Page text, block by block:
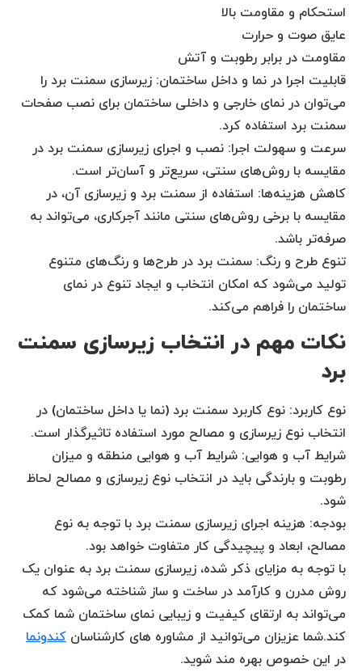
استحکام و مقاومت بالا
عایق صوت و حرارت
مقاومت در برابر رطوبت و آتش
قابلیت اجرا در نما و داخل ساختمان: زیرسازی سمنت برد را
می‌توان در نمای خارجی و داخلی ساختمان برای نصب صفحات
سمنت برد استفاده کرد.
سرعت و سهولت اجرا: نصب و اجرای زیرسازی سمنت برد در
مقایسه با روش‌های سنتی، سریع‌تر و آسان‌تر است.
کاهش هزینه‌ها: استفاده از سمنت برد و زیرسازی آن، در
مقایسه با برخی روش‌های سنتی مانند آجرکاری، می‌تواند به
صرفه‌تر باشد.
تنوع طرح و رنگ: سمنت برد در طرح‌ها و رنگ‌های متنوع
تولید می‌شود که امکان انتخاب و ایجاد تنوع در نمای
ساختمان را فراهم می‌کند.
نکات مهم در انتخاب زیرسازی سمنت
برد
نوع کاربرد: نوع کاربرد سمنت برد (نما یا داخل ساختمان) در
انتخاب نوع زیرسازی و مصالح مورد استفاده تاثیرگذار است.
شرایط آب و هوایی: شرایط آب و هوایی منطقه و میزان
رطوبت و بارندگی باید در انتخاب نوع زیرسازی و مصالح لحاظ
شود.
بودجه: هزینه اجرای زیرسازی سمنت برد با توجه به نوع
مصالح، ابعاد و پیچیدگی کار متفاوت خواهد بود.
با توجه به مزایای ذکر شده، زیرسازی سمنت برد به عنوان یک
روش مدرن و کارآمد در ساخت و ساز شناخته می‌شود که
می‌تواند به ارتقای کیفیت و زیبایی نمای ساختمان شما کمک
کند.شما عزیزان می‌توانید از مشاوره های کارشناسان کندونما
در این خصوص بهره مند شوید.